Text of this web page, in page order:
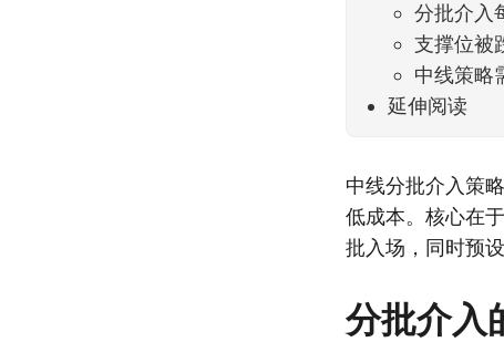
分批介入
支撑位被
中线策略
延伸阅读
中线分批介入策
低成本。核心在
批入场，同时预
分批介入